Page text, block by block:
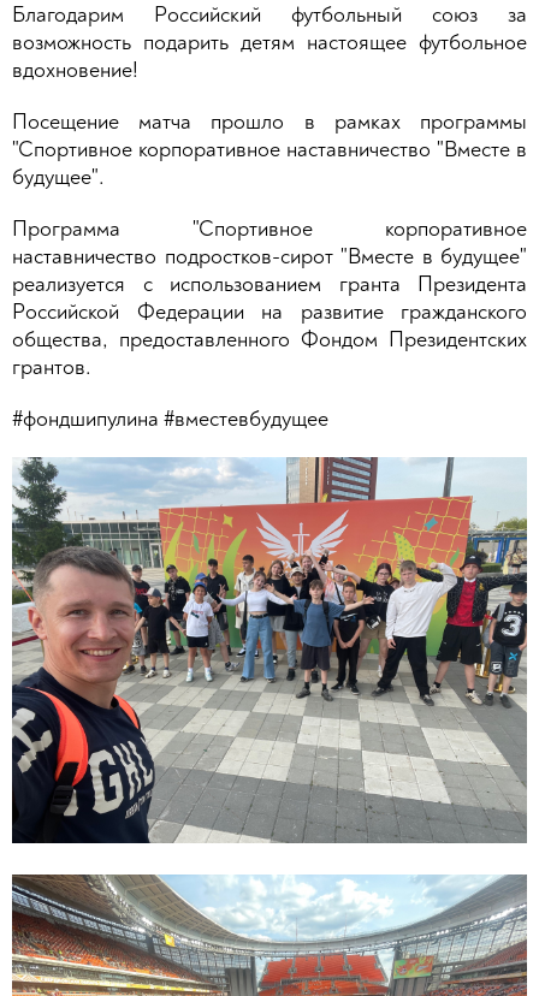
Благодарим Российский футбольный союз за
возможность подарить детям настоящее футбольное
вдохновение!
Посещение матча прошло в рамках программы
"Спортивное корпоративное наставничество "Вместе в
будущее".
Программа "Спортивное корпоративное
наставничество подростков-сирот "Вместе в будущее"
реализуется с использованием гранта Президента
Российской Федерации на развитие гражданского
общества, предоставленного Фондом Президентских
грантов.
#фондшипулина #вместевбудущее